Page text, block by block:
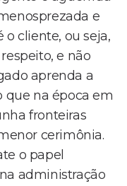
e
o cliente, ou seja,
e não
aprenda a
que na época em
fronteiras
cerimônia.
o papel
administração